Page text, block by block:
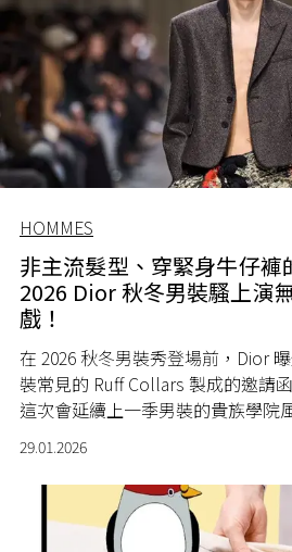
HOMMES
非主流髮型、穿緊身牛仔褲
2026 Dior 秋冬男裝騷上演
戲！
在 2026 秋冬男裝秀登場前，Dior
裝常見的 Ruff Collars 製成的邀請
這次會延續上一季男裝的貴族學院
youths 魚貫而出，你就知創意總監
腦袋沒這麼簡單。大秀一出，討論
「if you know, you know」，網民
Anderson 「Jonathan Anderson
29.01.2026